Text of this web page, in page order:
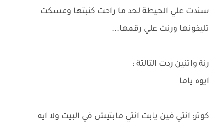
سندت علي الحيطة لحد ما راحت كنبتها ومسكت
تليفونها ورنت علي رقمها...
رنة واتنين ردت التالتة :
ايوه ياما
كوثر: انتي فين يابت انتي مابتيش في البيت ولا ايه